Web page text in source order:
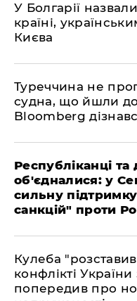
У Болгарії
країні,
Києва
Туреччина не
судна, що йшли
Bloomberg
Республіканці
об'єдналися: у
сильну
санкцій" проти
Кулеба
конфлікті
попередив про